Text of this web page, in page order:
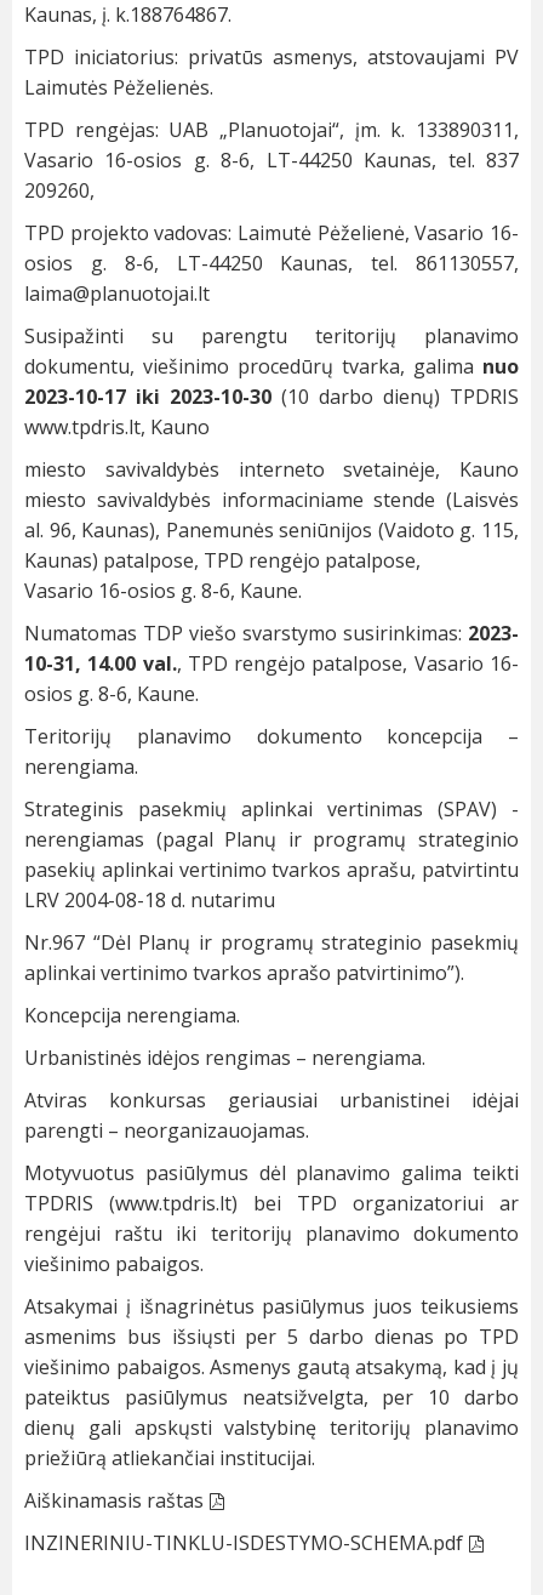
Kaunas, į. k.188764867.
TPD iniciatorius: privatūs asmenys, atstovaujami PV
Laimutės Pėželienės.
TPD rengėjas: UAB „Planuotojai“, įm. k. 133890311,
Vasario 16-osios g. 8-6, LT-44250 Kaunas, tel. 837
209260,
TPD projekto vadovas: Laimutė Pėželienė, Vasario 16-
osios g. 8-6, LT-44250 Kaunas, tel. 861130557,
laima@planuotojai.lt
Susipažinti su parengtu teritorijų planavimo
dokumentu, viešinimo procedūrų tvarka, galima nuo
2023-10-17 iki 2023-10-30 (10 darbo dienų) TPDRIS
www.tpdris.lt, Kauno
miesto savivaldybės interneto svetainėje, Kauno
miesto savivaldybės informaciniame stende (Laisvės
al. 96, Kaunas), Panemunės seniūnijos (Vaidoto g. 115,
Kaunas) patalpose, TPD rengėjo patalpose,
Vasario 16-osios g. 8-6, Kaune.
Numatomas TDP viešo svarstymo susirinkimas: 2023-
10-31, 14.00 val., TPD rengėjo patalpose, Vasario 16-
osios g. 8-6, Kaune.
Teritorijų planavimo dokumento koncepcija –
nerengiama.
Strateginis pasekmių aplinkai vertinimas (SPAV) -
nerengiamas (pagal Planų ir programų strateginio
pasekių aplinkai vertinimo tvarkos aprašu, patvirtintu
LRV 2004-08-18 d. nutarimu
Nr.967 “Dėl Planų ir programų strateginio pasekmių
aplinkai vertinimo tvarkos aprašo patvirtinimo”).
Koncepcija nerengiama.
Urbanistinės idėjos rengimas – nerengiama.
Atviras konkursas geriausiai urbanistinei idėjai
parengti – neorganizauojamas.
Motyvuotus pasiūlymus dėl planavimo galima teikti
TPDRIS (www.tpdris.lt) bei TPD organizatoriui ar
rengėjui raštu iki teritorijų planavimo dokumento
viešinimo pabaigos.
Atsakymai į išnagrinėtus pasiūlymus juos teikusiems
asmenims bus išsiųsti per 5 darbo dienas po TPD
viešinimo pabaigos. Asmenys gautą atsakymą, kad į jų
pateiktus pasiūlymus neatsižvelgta, per 10 darbo
dienų gali apskųsti valstybinę teritorijų planavimo
priežiūrą atliekančiai institucijai.
Aiškinamasis raštas
INZINERINIU-TINKLU-ISDESTYMO-SCHEMA.pdf